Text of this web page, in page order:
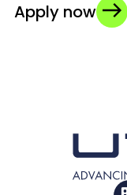
Apply now